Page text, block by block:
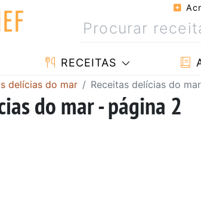
RECEITAS
delícias do mar Receitas delícias do
do mar - página 2